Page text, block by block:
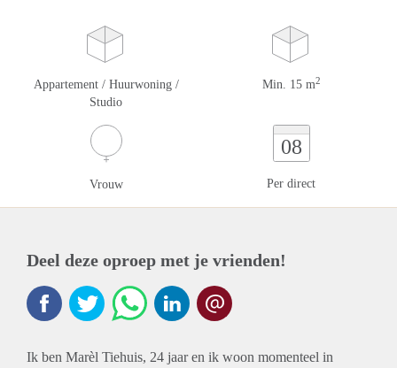
Appartement / Huurwoning /
Studio
Min. 15 m2
Vrouw
08
Per direct
Deel deze oproep met je vrienden!
Ik ben Marèl Tiehuis, 24 jaar en ik woon momenteel in